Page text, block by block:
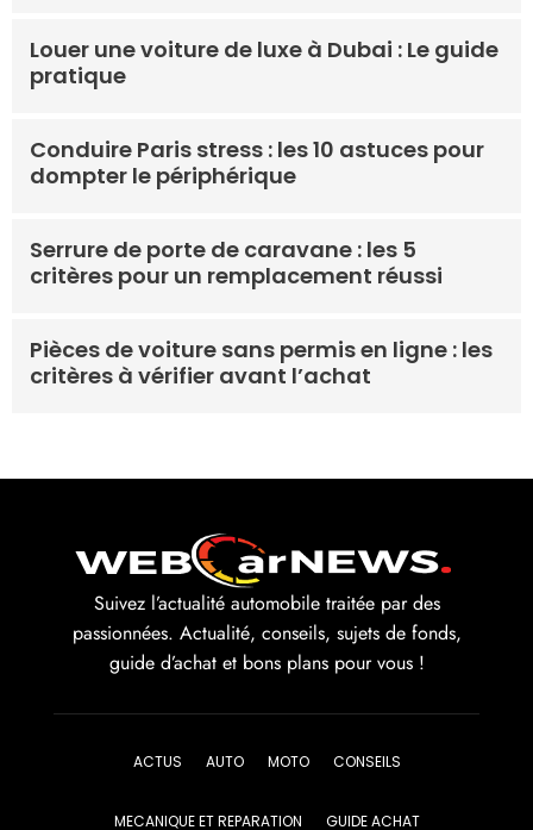
Louer une voiture de luxe à Dubai : Le guide
pratique
Conduire Paris stress : les 10 astuces pour
dompter le périphérique
Serrure de porte de caravane : les 5
critères pour un remplacement réussi
Pièces de voiture sans permis en ligne : les
critères à vérifier avant l’achat
Suivez l’actualité automobile traitée par des
passionnées. Actualité, conseils, sujets de fonds,
guide d’achat et bons plans pour vous !
ACTUS AUTO MOTO CONSEILS
MECANIQUE ET REPARATION GUIDE ACHAT